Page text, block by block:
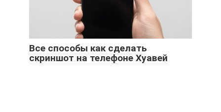
Все способы как сделать
скриншот на телефоне Хуавей